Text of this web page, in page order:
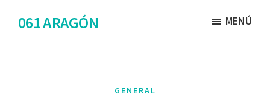
061 ARAGÓN MENÚ
GENERAL